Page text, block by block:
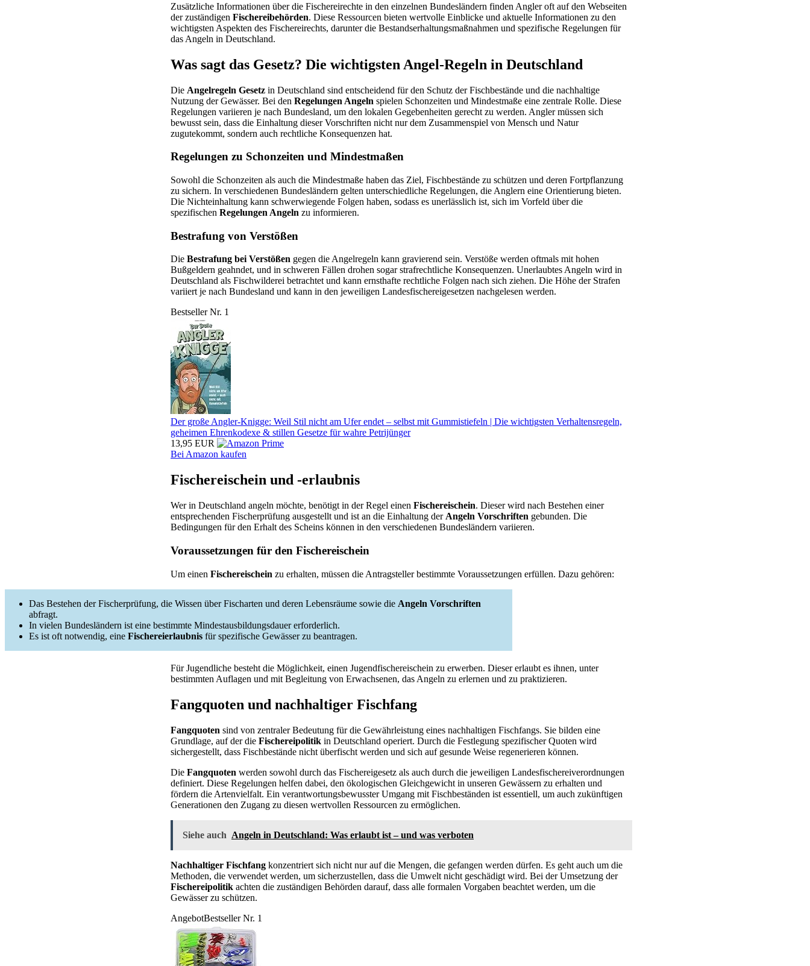
Zusätzliche Informationen über die Fischereirechte in den einzelnen Bundesländern finden Angler oft auf den Webseiten
der zuständigen Fischereibehörden. Diese Ressourcen bieten wertvolle Einblicke und aktuelle Informationen zu den
wichtigsten Aspekten des Fischereirechts, darunter die Bestandserhaltungsmaßnahmen und spezifische Regelungen für
das Angeln in Deutschland.
Was sagt das Gesetz? Die wichtigsten Angel-Regeln in Deutschland
Die Angelregeln Gesetz in Deutschland sind entscheidend für den Schutz der Fischbestände und die nachhaltige
Nutzung der Gewässer. Bei den Regelungen Angeln spielen Schonzeiten und Mindestmaße eine zentrale Rolle. Diese
Regelungen variieren je nach Bundesland, um den lokalen Gegebenheiten gerecht zu werden. Angler müssen sich
bewusst sein, dass die Einhaltung dieser Vorschriften nicht nur dem Zusammenspiel von Mensch und Natur
zugutekommt, sondern auch rechtliche Konsequenzen hat.
Regelungen zu Schonzeiten und Mindestmaßen
Sowohl die Schonzeiten als auch die Mindestmaße haben das Ziel, Fischbestände zu schützen und deren Fortpflanzung
zu sichern. In verschiedenen Bundesländern gelten unterschiedliche Regelungen, die Anglern eine Orientierung bieten.
Die Nichteinhaltung kann schwerwiegende Folgen haben, sodass es unerlässlich ist, sich im Vorfeld über die
spezifischen Regelungen Angeln zu informieren.
Bestrafung von Verstößen
Die Bestrafung bei Verstößen gegen die Angelregeln kann gravierend sein. Verstöße werden oftmals mit hohen
Bußgeldern geahndet, und in schweren Fällen drohen sogar strafrechtliche Konsequenzen. Unerlaubtes Angeln wird in
Deutschland als Fischwilderei betrachtet und kann ernsthafte rechtliche Folgen nach sich ziehen. Die Höhe der Strafen
variiert je nach Bundesland und kann in den jeweiligen Landesfischereigesetzen nachgelesen werden.
Bestseller Nr. 1
Der große Angler-Knigge: Weil Stil nicht am Ufer endet – selbst mit Gummistiefeln | Die wichtigsten Verhaltensregeln,
geheimen Ehrenkodexe & stillen Gesetze für wahre Petrijünger
13,95 EUR
Bei Amazon kaufen
Fischereischein und -erlaubnis
Wer in Deutschland angeln möchte, benötigt in der Regel einen Fischereischein. Dieser wird nach Bestehen einer
entsprechenden Fischerprüfung ausgestellt und ist an die Einhaltung der Angeln Vorschriften gebunden. Die
Bedingungen für den Erhalt des Scheins können in den verschiedenen Bundesländern variieren.
Voraussetzungen für den Fischereischein
Um einen Fischereischein zu erhalten, müssen die Antragsteller bestimmte Voraussetzungen erfüllen. Dazu gehören:
Das Bestehen der Fischerprüfung, die Wissen über Fischarten und deren Lebensräume sowie die Angeln Vorschriften
abfragt.
In vielen Bundesländern ist eine bestimmte Mindestausbildungsdauer erforderlich.
Es ist oft notwendig, eine Fischereierlaubnis für spezifische Gewässer zu beantragen.
Für Jugendliche besteht die Möglichkeit, einen Jugendfischereischein zu erwerben. Dieser erlaubt es ihnen, unter
bestimmten Auflagen und mit Begleitung von Erwachsenen, das Angeln zu erlernen und zu praktizieren.
Fangquoten und nachhaltiger Fischfang
Fangquoten sind von zentraler Bedeutung für die Gewährleistung eines nachhaltigen Fischfangs. Sie bilden eine
Grundlage, auf der die Fischereipolitik in Deutschland operiert. Durch die Festlegung spezifischer Quoten wird
sichergestellt, dass Fischbestände nicht überfischt werden und sich auf gesunde Weise regenerieren können.
Die Fangquoten werden sowohl durch das Fischereigesetz als auch durch die jeweiligen Landesfischereiverordnungen
definiert. Diese Regelungen helfen dabei, den ökologischen Gleichgewicht in unseren Gewässern zu erhalten und
fördern die Artenvielfalt. Ein verantwortungsbewusster Umgang mit Fischbeständen ist essentiell, um auch zukünftigen
Generationen den Zugang zu diesen wertvollen Ressourcen zu ermöglichen.
Siehe auch Angeln in Deutschland: Was erlaubt ist – und was verboten
Nachhaltiger Fischfang konzentriert sich nicht nur auf die Mengen, die gefangen werden dürfen. Es geht auch um die
Methoden, die verwendet werden, um sicherzustellen, dass die Umwelt nicht geschädigt wird. Bei der Umsetzung der
Fischereipolitik achten die zuständigen Behörden darauf, dass alle formalen Vorgaben beachtet werden, um die
Gewässer zu schützen.
AngebotBestseller Nr. 1